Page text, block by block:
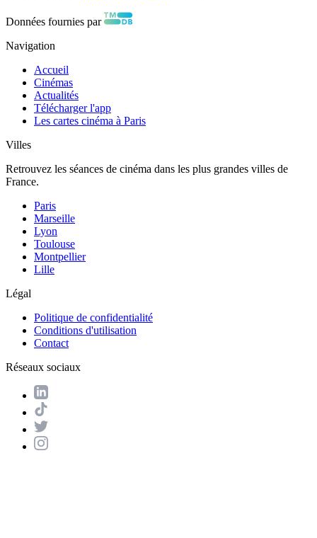
Données fournies par
Navigation
Accueil
Cinémas
Actualités
Télécharger l'app
Les cartes cinéma à Paris
Villes
Retrouvez les séances de cinéma dans les plus grandes villes de
France.
Paris
Marseille
Lyon
Toulouse
Montpellier
Lille
Légal
Politique de confidentialité
Conditions d'utilisation
Contact
Réseaux sociaux